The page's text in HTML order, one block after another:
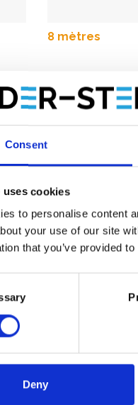
Consent
uses cookies
to personalise content
your use of our site
that you’ve provided
Deny
8 mètres